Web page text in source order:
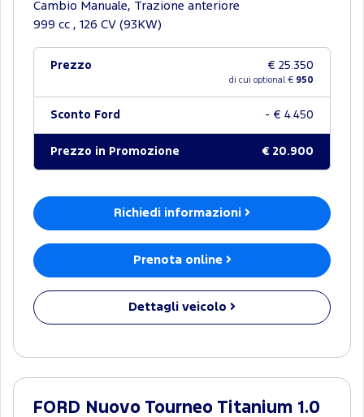
Cambio Manuale, Trazione anteriore
999 cc , 126 CV (93KW)
Prezzo € 25.350
di cui optional € 950
Sconto Ford - € 4.450
Prezzo in Promozione € 20.900
Richiedi informazioni
Prenota online
Dettagli veicolo
FORD Nuovo Tourneo Titanium 1.0